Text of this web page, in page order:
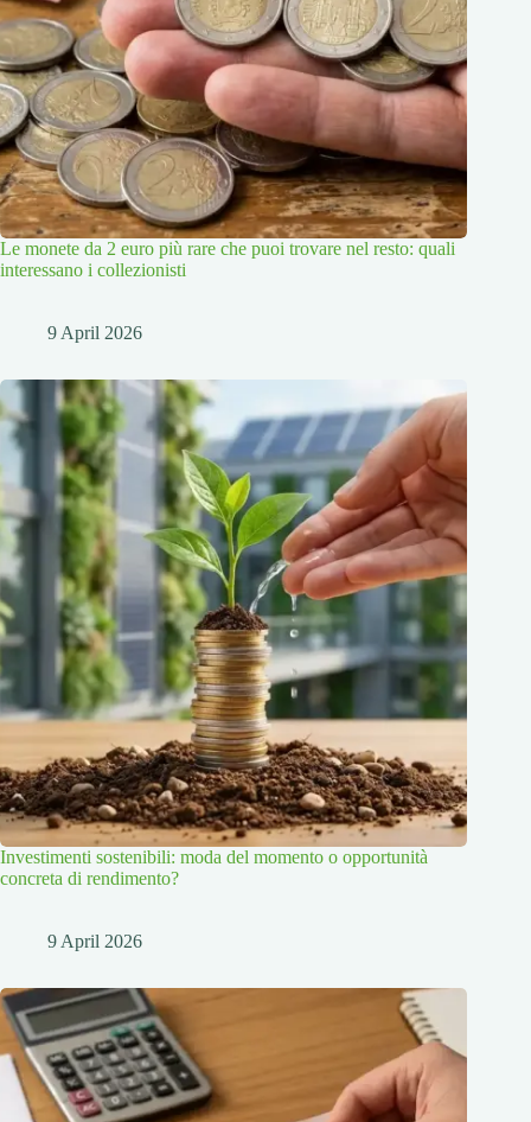
Le monete da 2 euro più rare che puoi trovare nel resto: quali
interessano i collezionisti
9 April 2026
Investimenti sostenibili: moda del momento o opportunità
concreta di rendimento?
9 April 2026